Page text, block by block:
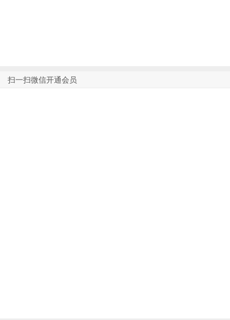
扫一扫微信开通会员